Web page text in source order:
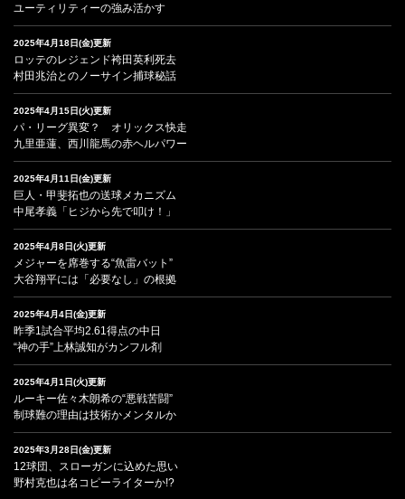
ユーティリティーの強み活かす
2025年4月18日(金)更新
ロッテのレジェンド袴田英利死去
村田兆治とのノーサイン捕球秘話
2025年4月15日(火)更新
パ・リーグ異変？ オリックス快走
九里亜蓮、西川龍馬の赤ヘルパワー
2025年4月11日(金)更新
巨人・甲斐拓也の送球メカニズム
中尾孝義「ヒジから先で叩け！」
2025年4月8日(火)更新
メジャーを席巻する“魚雷バット”
大谷翔平には「必要なし」の根拠
2025年4月4日(金)更新
昨季1試合平均2.61得点の中日
“神の手”上林誠知がカンフル剤
2025年4月1日(火)更新
ルーキー佐々木朗希の“悪戦苦闘”
制球難の理由は技術かメンタルか
2025年3月28日(金)更新
12球団、スローガンに込めた思い
野村克也は名コピーライターか!?